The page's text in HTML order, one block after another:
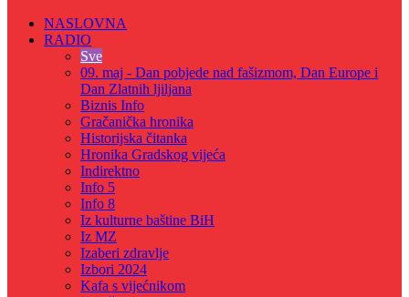
NASLOVNA
RADIO
Sve
09. maj - Dan pobjede nad fašizmom, Dan Europe i
Dan Zlatnih ljiljana
Biznis Info
Gračanička hronika
Historijska čitanka
Hronika Gradskog vijeća
Indirektno
Info 5
Info 8
Iz kulturne baštine BiH
Iz MZ
Izaberi zdravlje
Izbori 2024
Kafa s vijećnikom